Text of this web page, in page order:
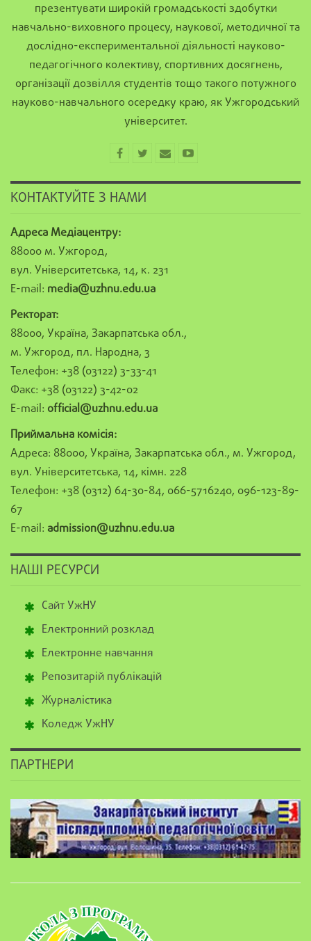
презентувати широкій громадськості здобутки
навчально-виховного процесу, наукової, методичної та
дослідно-експериментальної діяльності науково-
педагогічного колективу, спортивних досягнень,
організації дозвілля студентів тощо такого потужного
науково-навчального осередку краю, як Ужгородський
університет.
КОНТАКТУЙТЕ З НАМИ
Адреса Медіацентру:
88000 м. Ужгород,
вул. Університетська, 14, к. 231
E-mail: media@uzhnu.edu.ua
Ректорат:
88000, Україна, Закарпатська обл.,
м. Ужгород, пл. Народна, 3
Телефон: +38 (03122) 3-33-41
Факс: +38 (03122) 3-42-02
E-mail: official@uzhnu.edu.ua
Приймальна комісія:
Адреса: 88000, Україна, Закарпатська обл., м. Ужгород,
вул. Університетська, 14, кімн. 228
Телефон: +38 (0312) 64-30-84, 066-5716240, 096-123-89-
67
E-mail: admission@uzhnu.edu.ua
НАШІ РЕСУРСИ
Сайт УжНУ
Електронний розклад
Електронне навчання
Репозитарій публікацій
Журналістика
Коледж УжНУ
ПАРТНЕРИ